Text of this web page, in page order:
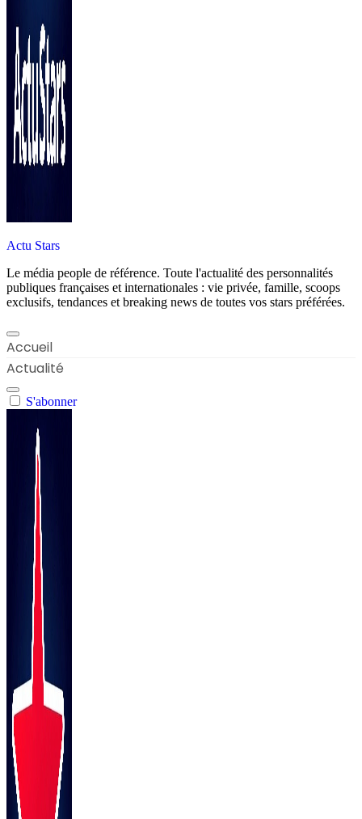
Actu Stars
Le média people de référence. Toute l'actualité des personnalités
publiques françaises et internationales : vie privée, famille, scoops
exclusifs, tendances et breaking news de toutes vos stars préférées.
Accueil
Actualité
S'abonner